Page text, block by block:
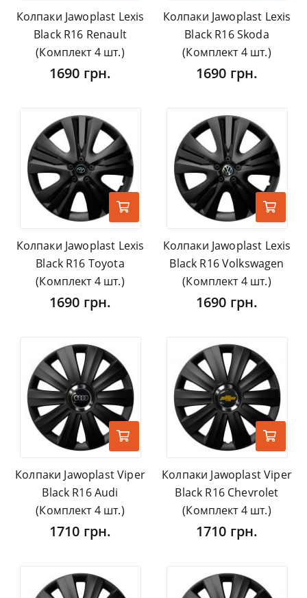
Колпаки Jawoplast Lexis
Black R16 Renault
(Комплект 4 шт.)
1690 грн.
Колпаки Jawoplast Lexis
Black R16 Skoda
(Комплект 4 шт.)
1690 грн.
Колпаки Jawoplast Lexis
Black R16 Toyota
(Комплект 4 шт.)
1690 грн.
Колпаки Jawoplast Lexis
Black R16 Volkswagen
(Комплект 4 шт.)
1690 грн.
Колпаки Jawoplast Viper
Black R16 Audi
(Комплект 4 шт.)
1710 грн.
Колпаки Jawoplast Viper
Black R16 Chevrolet
(Комплект 4 шт.)
1710 грн.